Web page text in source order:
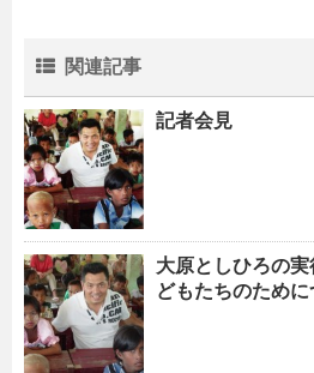
関連記事
記者会見
大原としひろの
どもたちのため